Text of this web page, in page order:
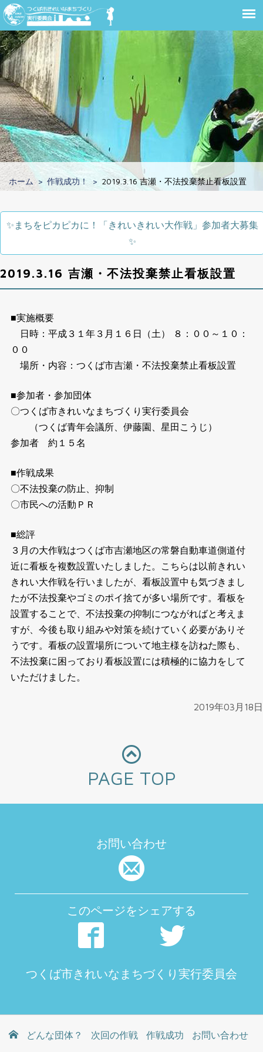
ホーム 作戦成功！ 2019.3.16 吉瀬・不法投棄禁止看板設置
✨️まちをピカピカに！「きれいきれい大作戦」参加者大募集
✨️
2019.3.16 吉瀬・不法投棄禁止看板設置
■実施概要
日時：平成３１年３月１６日（土） ８：００～１０：
００
場所・内容：つくば市吉瀬・不法投棄禁止看板設置
■参加者・参加団体
〇つくば市きれいなまちづくり実行委員会
（つくば青年会議所、伊藤園、星田こうじ）
参加者 約１５名
■作戦成果
〇不法投棄の防止、抑制
〇市民への活動ＰＲ
■総評
３月の大作戦はつくば市吉瀬地区の常磐自動車道側道付
近に看板を複数設置いたしました。こちらは以前きれい
きれい大作戦を行いましたが、看板設置中も気づきまし
たが不法投棄やゴミのポイ捨てが多い場所です。看板を
設置することで、不法投棄の抑制につながればと考えま
すが、今後も取り組みや対策を続けていく必要がありそ
うです。看板の設置場所について地主様を訪ねた際も、
不法投棄に困っており看板設置には積極的に協力をして
いただけました。
2019年03月18日
PAGE TOP
お問い合わせ
このページをシェアする
つくば市きれいなまちづくり実行委員会
どんな団体？ 次回の作戦 作戦成功 お問い合わせ